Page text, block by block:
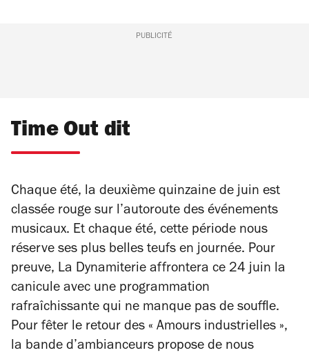
PUBLICITÉ
Time Out dit
Chaque été, la deuxième quinzaine de juin est
classée rouge sur l’autoroute des événements
musicaux. Et chaque été, cette période nous
réserve ses plus belles teufs en journée. Pour
preuve, La Dynamiterie affrontera ce 24 juin la
canicule avec une programmation
rafraîchissante qui ne manque pas de souffle.
Pour fêter le retour des « Amours industrielles »,
la bande d’ambianceurs propose de nous